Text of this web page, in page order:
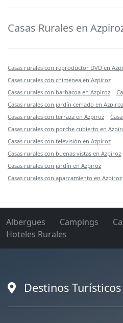
Casas Rurales en
Casas rurales con reproductor DVD en
Casas rurales con chimenea en Azpiroz
Casas rurales con barbacoa en Azpiroz
Casas rurales con jardín cerrado en Azpiroz
Casas rurales con terraza en Azpiroz
Casas rurales con porche cubierto en
Casas rurales con televisión en Azpiroz
Casas rurales con buenas vistas en Azpiroz
Casas rurales con jardín en Azpiroz
Casas rurales con aparcamiento en Azpiroz
Albergues Campings
Hoteles Rurales
Destinos Turísticos